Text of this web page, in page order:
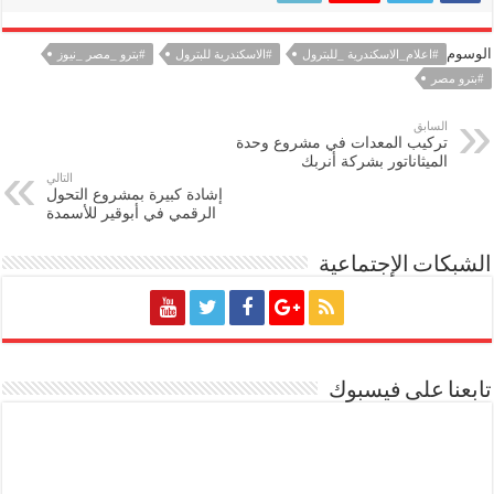
الوسوم #اعلام_الاسكندرية _للبترول #الاسكندرية للبترول
#بترو _مصر _نيوز
#بترو مصر
السابق
تركيب المعدات في مشروع وحدة
الميثاناتور بشركة أنربك
التالي
إشادة كبيرة بمشروع التحول
الرقمي في أبوقير للأسمدة
الشبكات الإجتماعية
تابعنا على فيسبوك